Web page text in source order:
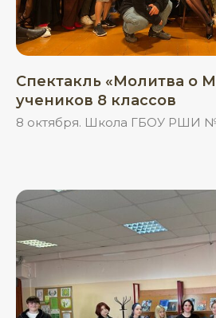
Спектакль «Молитва о
учеников 8 классов
8 октября. Школа ГБОУ РШИ